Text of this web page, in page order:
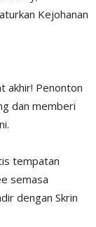
Kejohanan
akhir! Penonton
dan memberi
tempatan
semasa
dengan Skrin